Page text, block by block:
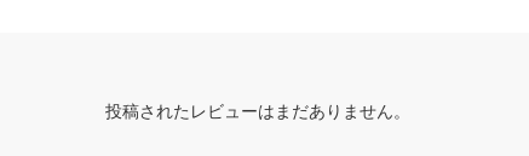
投稿されたレビューはまだありません。